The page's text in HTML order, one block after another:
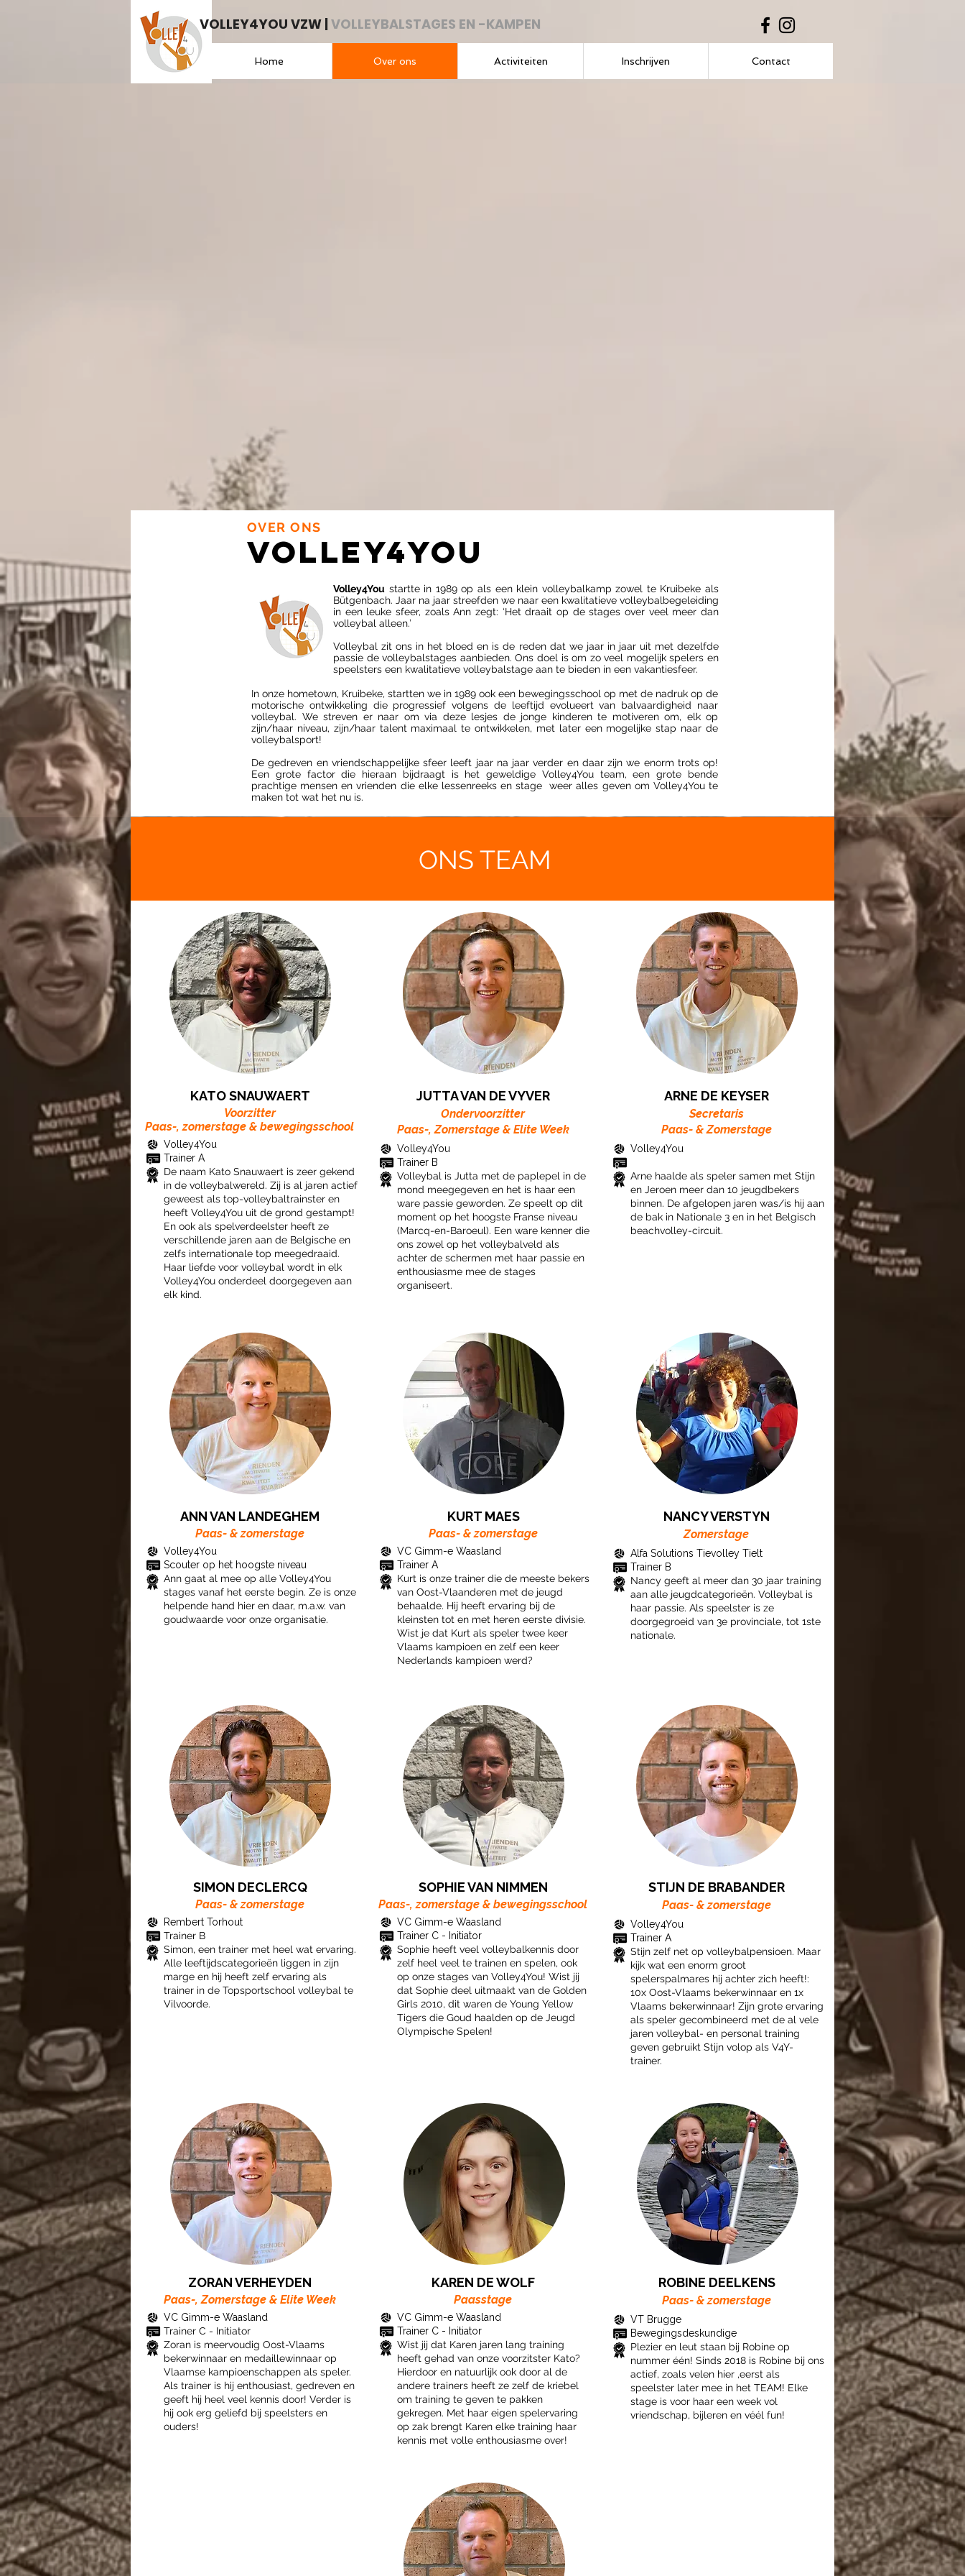
Home Over ons Activiteiten Inschrijven Contact
VOLLEY4YOU VZW | VOLLEYBALSTAGES EN -KAMPEN
OVER ONS
VOLLEY4You
Volley4You startte in 1989 op als een klein volleybalkamp zowel te Kruibeke als
Bütgenbach. Jaar na jaar streefden we naar een kwalitatieve volleybalbegeleiding
in een leuke sfeer, zoals Ann zegt: ‘Het draait op de stages over veel meer dan
volleybal alleen.’
Volleybal zit ons in het bloed en is de reden dat we jaar in jaar uit met dezelfde
passie de volleybalstages aanbieden. Ons doel is om zo veel mogelijk spelers en
speelsters een kwalitatieve volleybalstage aan te bieden in een vakantiesfeer.
In onze hometown, Kruibeke, startten we in 1989 ook een bewegingsschool op met de nadruk op de
motorische ontwikkeling die progressief volgens de leeftijd evolueert van balvaardigheid naar
volleybal. We streven er naar om via deze lesjes de jonge kinderen te motiveren om, elk op
zijn/haar niveau, zijn/haar talent maximaal te ontwikkelen, met later een mogelijke stap naar de
volleybalsport!
De gedreven en vriendschappelijke sfeer leeft jaar na jaar verder en daar zijn we enorm trots op!
Een grote factor die hieraan bijdraagt is het geweldige Volley4You team, een grote bende
prachtige mensen en vrienden die elke lessenreeks en stage weer alles geven om Volley4You te
maken tot wat het nu is.
ONS TEAM
KATO SNAUWAERT
Voorzitter
Paas-, zomerstage & bewegingsschool
Volley4You
Trainer A
De naam Kato Snauwaert is zeer gekend
in de volleybalwereld. Zij is al jaren actief
geweest als top-volleybaltrainster en
heeft Volley4You uit de grond gestampt!
En ook als spelverdeelster heeft ze
verschillende jaren aan de Belgische en
zelfs internationale top meegedraaid.
Haar liefde voor volleybal wordt in elk
Volley4You onderdeel doorgegeven aan
elk kind.
JUTTA VAN DE VYVER
Ondervoorzitter
Paas-, Zomerstage & Elite Week
Volley4You
​Trainer B
Volleybal is Jutta met de paplepel in de
mond meegegeven en het is haar een
ware passie geworden. Ze speelt op dit
moment op het hoogste Franse niveau
(Marcq-en-Baroeul). Een ware kenner die
ons zowel op het volleybalveld als
achter de schermen met haar passie en
enthousiasme mee de stages
organiseert.
ARNE DE KEYSER
Secretaris
Paas- & Zomerstage
Volley4You
Arne haalde als speler samen met Stijn
en Jeroen meer dan 10 jeugdbekers
binnen. De afgelopen jaren was/is hij aan
de bak in Nationale 3 en in het Belgisch
beachvolley-circuit.
ANN VAN LANDEGHEM
Paas- & zomerstage
Volley4You
Scouter op het hoogste niveau
Ann gaat al mee op alle Volley4You
stages vanaf het eerste begin. Ze is onze
helpende hand hier en daar, m.a.w. van
goudwaarde voor onze organisatie.
KURT MAES
Paas- & zomerstage
VC Gimm-e Waasland
Trainer A
Kurt is onze trainer die de meeste bekers
van Oost-Vlaanderen met de jeugd
behaalde. Hij heeft ervaring bij de
kleinsten tot en met heren eerste divisie.
Wist je dat Kurt als speler twee keer
Vlaams kampioen en zelf een keer
Nederlands kampioen werd?
NANCY VERSTYN
Zomerstage
Alfa Solutions Tievolley Tielt
​Trainer B
Nancy geeft al meer dan 30 jaar training
aan alle jeugdcategorieën. Volleybal is
haar passie. Als speelster is ze
doorgegroeid van 3e provinciale, tot 1ste
nationale.
SIMON DECLERCQ
Paas- & zomerstage
Rembert Torhout
Trainer B
Simon, een trainer met heel wat ervaring.
Alle leeftijdscategorieën liggen in zijn
marge en hij heeft zelf ervaring als
trainer in de Topsportschool volleybal te
Vilvoorde.
SOPHIE VAN NIMMEN
Paas-, zomerstage & bewegingsschool
VC Gimm-e Waasland
Trainer C - Initiator
Sophie heeft veel volleybalkennis door
zelf heel veel te trainen en spelen, ook
op onze stages van Volley4You! Wist jij
dat Sophie deel uitmaakt van de Golden
Girls 2010, dit waren de Young Yellow
Tigers die Goud haalden op de Jeugd
Olympische Spelen!
STIJN DE BRABANDER
Paas- & zomerstage
Volley4You
​Trainer A
Stijn zelf net op volleybalpensioen. Maar
kijk wat een enorm groot
spelerspalmares hij achter zich heeft!:
10x Oost-Vlaams bekerwinnaar en 1x
Vlaams bekerwinnaar! Zijn grote ervaring
als speler gecombineerd met de al vele
jaren volleybal- en personal training
geven gebruikt Stijn volop als V4Y-
trainer.
ZORAN VERHEYDEN
Paas-, Zomerstage & Elite Week
VC Gimm-e Waasland
Trainer C - Initiator
Zoran is meervoudig Oost-Vlaams
bekerwinnaar en medaillewinnaar op
Vlaamse kampioenschappen als speler.
Als trainer is hij enthousiast, gedreven en
geeft hij heel veel kennis door! Verder is
hij ook erg geliefd bij speelsters en
ouders!
KAREN DE WOLF
Paasstage
VC Gimm-e Waasland
Trainer C - Initiator
Wist jij dat Karen jaren lang training
heeft gehad van onze voorzitster Kato?
Hierdoor en natuurlijk ook door al de
andere trainers heeft ze zelf de kriebel
om training te geven te pakken
gekregen. Met haar eigen spelervaring
op zak brengt Karen elke training haar
kennis met volle enthousiasme over!
ROBINE DEELKENS
Paas- & zomerstage
VT Brugge
​Bewegingsdeskundige
Plezier en leut staan bij Robine op
nummer één! Sinds 2018 is Robine bij ons
actief, zoals velen hier ,eerst als
speelster later mee in het TEAM! Elke
stage is voor haar een week vol
vriendschap, bijleren en véél fun!